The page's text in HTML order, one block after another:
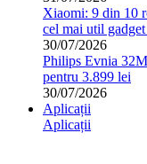
Xiaomi: 9 din 10
cel mai util
30/07/2026
Philips Evnia
pentru 3.899 lei
30/07/2026
Aplicații
Aplicații